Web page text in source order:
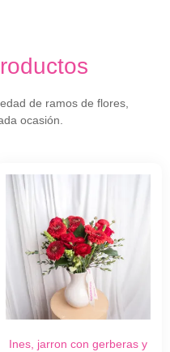
de ramos de flores,
ocasión.
Ines, jarron con gerberas y